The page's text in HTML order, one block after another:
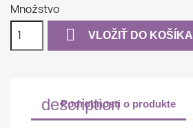
Množstvo
 VLOŽIŤ DO KOŠÍKA
description
Podrobnosti o produkte